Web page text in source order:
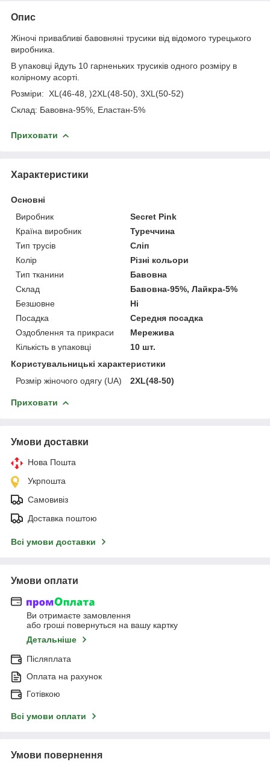
Опис
Жіночі привабливі бавовняні трусики від відомого турецького
виробника.
В упаковці йдуть 10 гарненьких трусиків одного розміру в
колірному асорті.
Розміри: XL(46-48, )2XL(48-50), 3XL(50-52)
Склад: Бавовна-95%, Еластан-5%
Приховати
Характеристики
Основні
Виробник
Secret Pink
Країна виробник
Туреччина
Тип трусів
Сліп
Колір
Різні кольори
Тип тканини
Бавовна
Склад
Бавовна-95%, Лайкра-5%
Безшовне
Ні
Посадка
Середня посадка
Оздоблення та прикраси
Мережива
Кількість в упаковці
10 шт.
Користувальницькі характеристики
Розмір жіночого одягу (UA)
2XL(48-50)
Приховати
Умови доставки
Нова Пошта
Укрпошта
Самовивіз
Доставка поштою
Всі умови доставки
Умови оплати
Ви отримаєте замовлення
або гроші повернуться на вашу картку
Детальніше
Післяплата
Оплата на рахунок
Готівкою
Всі умови оплати
Умови повернення